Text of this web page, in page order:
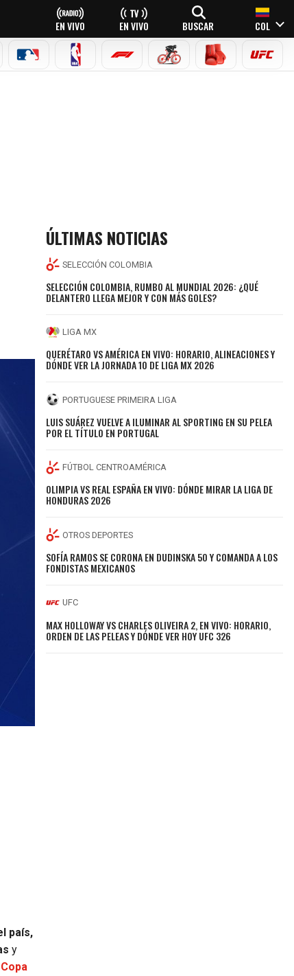
EN VIVO EN VIVO BUSCAR COL
MLB NBA FÓRMULA 1CICLISMOBOXEO UFC
país,
y
ÚLTIMAS NOTICIAS
SELECCIÓN COLOMBIA
SELECCIÓN COLOMBIA, RUMBO AL MUNDIAL 2026: ¿QUÉ
DELANTERO LLEGA MEJOR Y CON MÁS GOLES?
LIGA MX
QUERÉTARO VS AMÉRICA EN VIVO: HORARIO, ALINEACIONES Y
DÓNDE VER LA JORNADA 10 DE LIGA MX 2026
PORTUGUESE PRIMEIRA LIGA
LUIS SUÁREZ VUELVE A ILUMINAR AL SPORTING EN SU PELEA
POR EL TÍTULO EN PORTUGAL
FÚTBOL CENTROAMÉRICA
OLIMPIA VS REAL ESPAÑA EN VIVO: DÓNDE MIRAR LA LIGA DE
HONDURAS 2026
OTROS DEPORTES
SOFÍA RAMOS SE CORONA EN DUDINSKA 50 Y COMANDA A LOS
FONDISTAS MEXICANOS
UFC
MAX HOLLOWAY VS CHARLES OLIVEIRA 2, EN VIVO: HORARIO,
ORDEN DE LAS PELEAS Y DÓNDE VER HOY UFC 326